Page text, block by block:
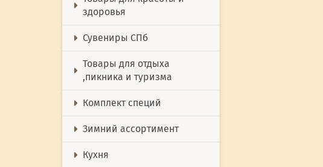
здоровья
Сувениры СПб
Товары для отдыха
,пикника и туризма
Комплект специй
Зимний ассортимент
Кухня